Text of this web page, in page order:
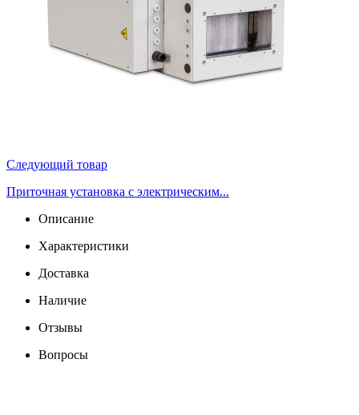
Следующий товар
Приточная установка с электрическим...
Описание
Характеристики
Доставка
Наличие
Отзывы
Вопросы